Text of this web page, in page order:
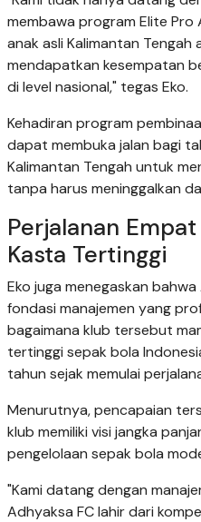
membawa program Elite Pro
anak asli Kalimantan
mendapatkan kesempatan
di level nasional," tegas Eko.
Kehadiran program
dapat membuka jalan bagi
Kalimantan Tengah untuk
tanpa harus meninggalkan
Perjalanan
Kasta Tertinggi
Eko juga menegaskan
fondasi manajemen yang
bagaimana klub tersebut
tertinggi sepak bola
tahun sejak memulai
Menurutnya, pencapaian
klub memiliki visi jangka
pengelolaan sepak bola
"Kami datang dengan
Adhyaksa FC lahir dari